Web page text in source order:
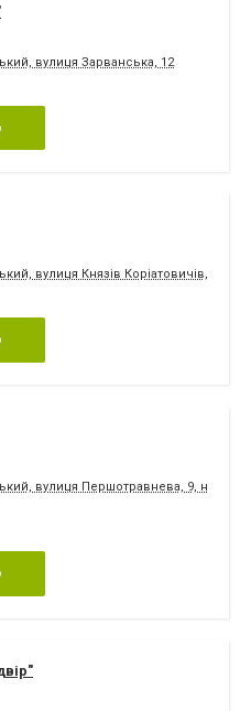
вулиця Зарванська, 12
вулиця Князів Коріатовичів, 13
вулиця Першотравнева, 9, на